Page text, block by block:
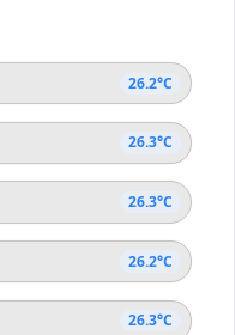
26.2°C
26.3°C
26.3°C
26.2°C
26.3°C